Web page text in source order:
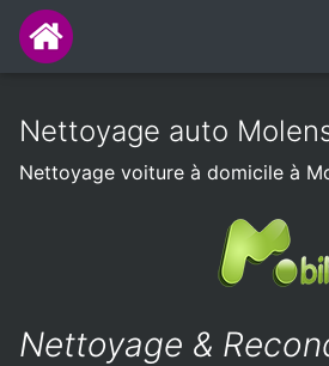
Nettoyage auto
Nettoyage voiture à domicile à
Nettoyage &